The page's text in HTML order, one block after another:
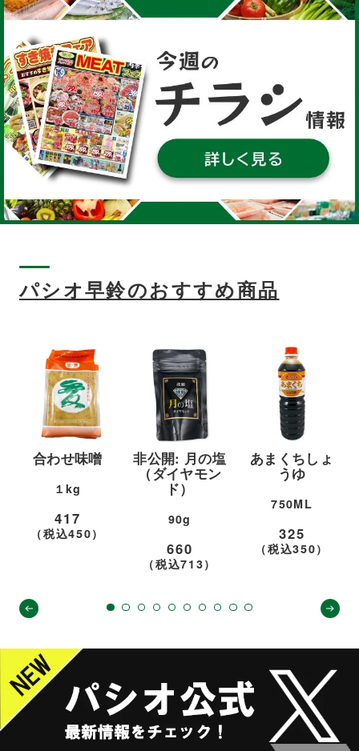
パシオ早鈴のおすすめ商品
非公開: 月の塩
ド）
90g
あまくちしょ
うゆ
（税込350）
非公開: 本格キ
ムチ
240g
362
（税込390）